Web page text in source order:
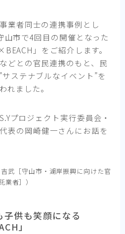
業者同士の連携事例とし
山市で4回目の開催となった
」をご紹介します。
どとの官民連携のもと、民
ステナブルなイベント”を
れました。
プロジェクト実行委員会・
表の岡崎健一さんにお話を
吉武［守山市・湖岸振興に向けた官
者］）
供も笑顔になる
」